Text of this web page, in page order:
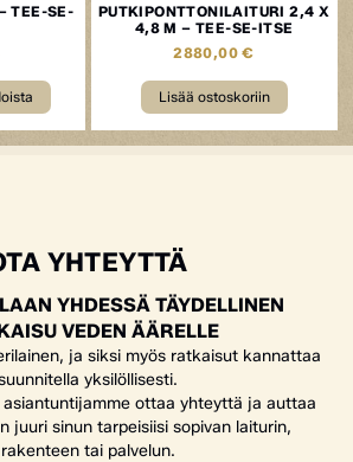
TEE-SE-
PUTKIPONTTONILAITURI 2,4 X
4,8 M – TEE-SE-ITSE
2880,00€
Lisää ostoskoriin
YHTEYTTÄ
YHDESSÄ TÄYDELLINEN
VEDEN ÄÄRELLE
ja siksi myös ratkaisut kannattaa
yksilöllisesti.
ottaa yhteyttä ja auttaa
juuri sinun tarpeisiisi sopivan laiturin,
rakenteen tai palvelun.